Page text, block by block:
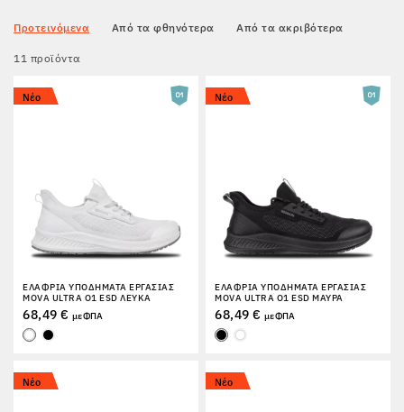
ΣΧΕΤΙΚΆ ΜΕ ΕΜΆΣ
ΆΡΘΡΑ
ΚΑΤΆΣΤΗΜΑ ΜΕ ΜΠΙΣΤΡΌ
11 προϊόντα
Προτεινόμενα Από τα φθηνότερα Από τα ακριβότερα
Νέο
ΕΛΑΦΡΙΆ ΥΠΟΔΉΜΑΤΑ ΕΡΓΑΣΊΑΣ
MOVA ULTRA O1 ESD ΛΕΥΚΆ
68,49 € με ΦΠΑ
Νέο
ΕΛΑΦΡΙΆ ΥΠΟΔΉΜΑΤΑ ΕΡΓΑΣΊΑΣ
MOVA ULTRA O1 ESD ΜΑΎΡΑ
68,49 € με ΦΠΑ
Νέο Νέο